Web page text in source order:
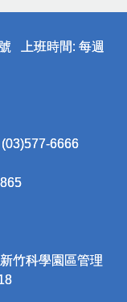
上班時間: 每週
6666
竹科學園區管理